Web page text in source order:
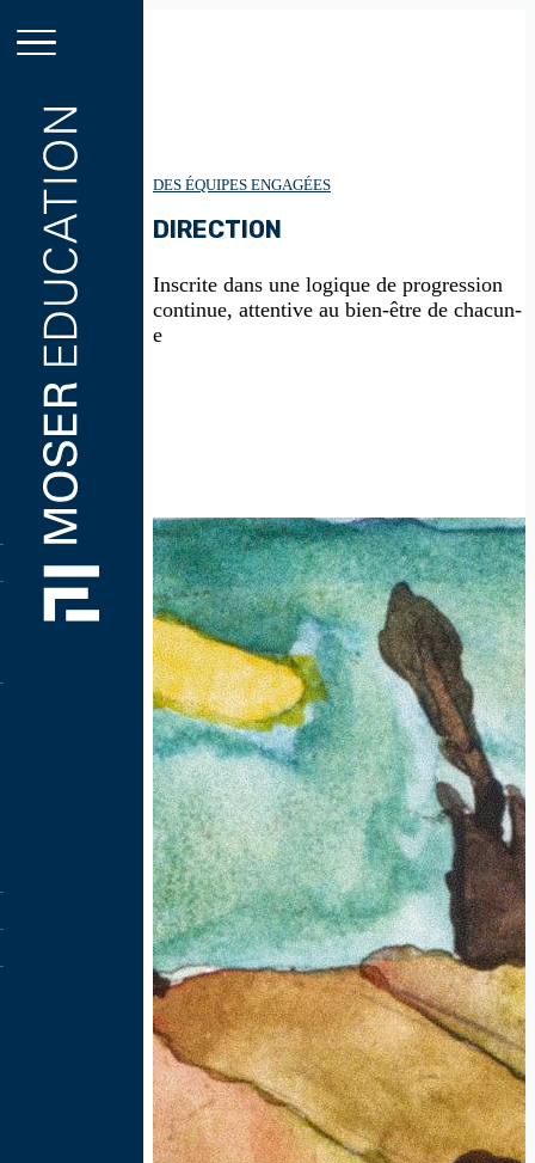
au
contenu
DES ÉQUIPES ENGAGÉES
DIRECTION
Inscrite dans une logique de progression
continue, attentive au bien-être de chacun-
e